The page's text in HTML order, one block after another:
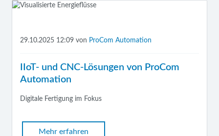
29.10.2025 12:09 von ProCom Automation
IIoT- und CNC-Lösungen von ProCom
Automation
Digitale Fertigung im Fokus
Mehr erfahren